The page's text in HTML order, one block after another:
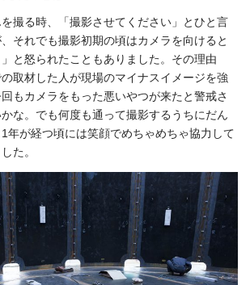
撮る時、「撮影させてください」とひと言
それでも撮影初期の頃はカメラを向けると
」と怒られたこともありました。その理由
取材した人が現場のマイナスイメージを強
もカメラをもった悪いやつが来たと警戒さ
な。でも何度も通って撮影するうちにだん
年が経つ頃には笑顔でめちゃめちゃ協力して
た。